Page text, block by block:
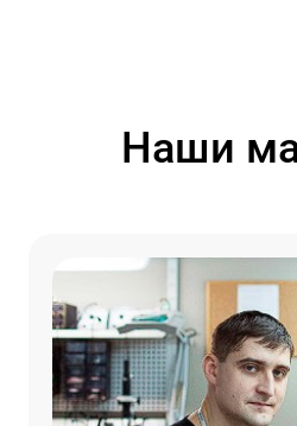
Наши